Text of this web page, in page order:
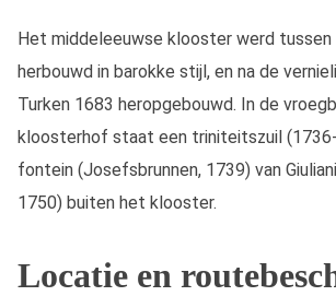
Het middeleeuwse klooster werd tussen
herbouwd in barokke stijl, en na de
Turken 1683 heropgebouwd. In de
kloosterhof staat een triniteitszuil
fontein (Josefsbrunnen, 1739) van
1750) buiten het klooster.
Locatie en